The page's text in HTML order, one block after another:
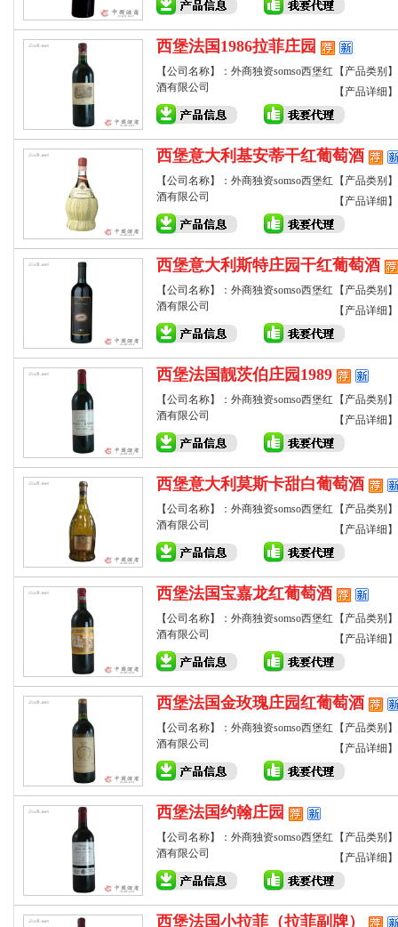
西堡法国1986拉菲庄园
【公司名称】：外商独资somso西堡红
酒有限公司
【产品类别
【产品详细
西堡意大利基安蒂干红葡萄酒
【公司名称】：外商独资somso西堡红
酒有限公司
【产品类别
【产品详细
西堡意大利斯特庄园干红葡萄酒
【公司名称】：外商独资somso西堡红
酒有限公司
【产品类别
【产品详细
西堡法国靓茨伯庄园1989
【公司名称】：外商独资somso西堡红
酒有限公司
【产品类别
【产品详细
西堡意大利莫斯卡甜白葡萄酒
【公司名称】：外商独资somso西堡红
酒有限公司
【产品类别
【产品详细
西堡法国宝嘉龙红葡萄酒
【公司名称】：外商独资somso西堡红
酒有限公司
【产品类别
【产品详细
西堡法国金玫瑰庄园红葡萄酒
【公司名称】：外商独资somso西堡红
酒有限公司
【产品类别
【产品详细
西堡法国约翰庄园
【公司名称】：外商独资somso西堡红
酒有限公司
【产品类别
【产品详细
西堡法国小拉菲（拉菲副牌）